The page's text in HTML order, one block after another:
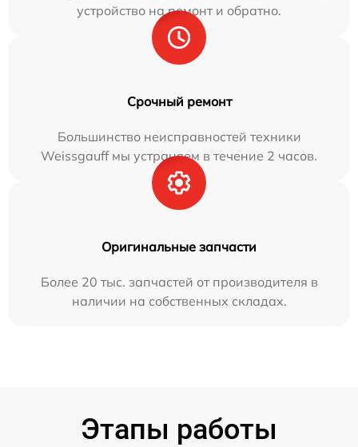
устройство на ремонт и обратно.
Срочный ремонт
Большинство неисправностей техники
Weissgauff мы устраняем в течение 2 часов.
Оригинальные запчасти
Более 20 тыс. запчастей от производителя в
наличии на собственных складах.
Этапы работы